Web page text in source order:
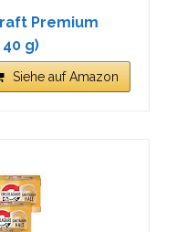
Premium
g)
Siehe auf Amazon